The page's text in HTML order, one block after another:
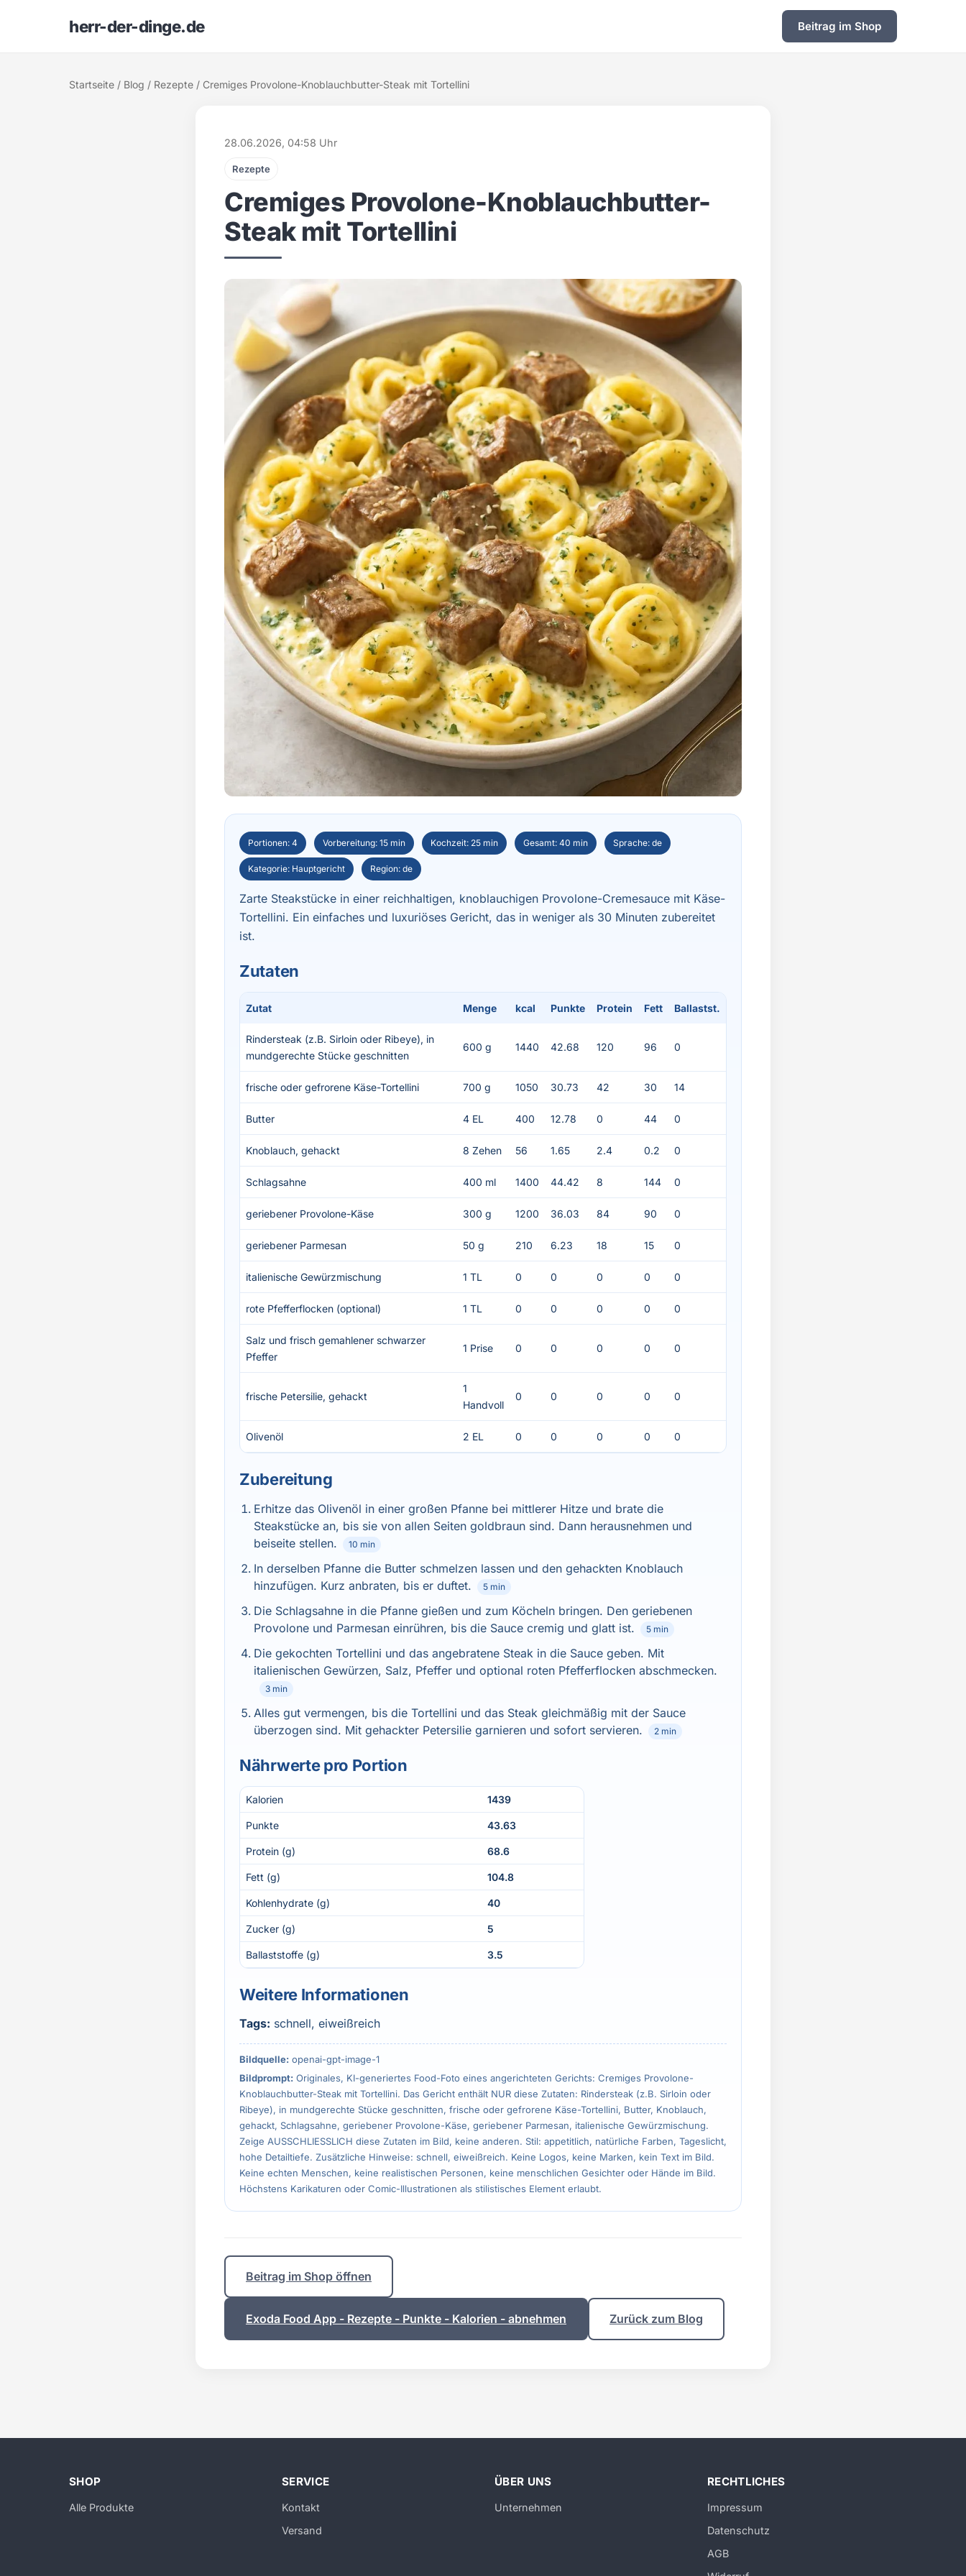
herr-der-dinge.de Beitrag im Shop
Startseite / Blog / Rezepte / Cremiges Provolone-Knoblauchbutter-Steak mit Tortellini
28.06.2026, 04:58 Uhr
Rezepte
Cremiges Provolone-Knoblauchbutter-
Steak mit Tortellini
Portionen: 4 Vorbereitung: 15 min Kochzeit: 25 min Gesamt: 40 min Sprache: de
Kategorie: Hauptgericht Region: de
Zarte Steakstücke in einer reichhaltigen, knoblauchigen Provolone-Cremesauce mit Käse-
Tortellini. Ein einfaches und luxuriöses Gericht, das in weniger als 30 Minuten zubereitet
ist.
Zutaten
Zutat Menge kcal Punkte Protein Fett Ballastst.
Rindersteak (z.B. Sirloin oder Ribeye), in
mundgerechte Stücke geschnitten
600 g 1440 42.68 120 96 0
frische oder gefrorene Käse-Tortellini 700 g 1050 30.73 42 30 14
Butter 4 EL 400 12.78 0 44 0
Knoblauch, gehackt 8 Zehen 56 1.65 2.4 0.2 0
Schlagsahne 400 ml 1400 44.42 8 144 0
geriebener Provolone-Käse 300 g 1200 36.03 84 90 0
geriebener Parmesan 50 g 210 6.23 18 15 0
italienische Gewürzmischung 1 TL 0 0 0 0 0
rote Pfefferflocken (optional) 1 TL 0 0 0 0 0
Salz und frisch gemahlener schwarzer
Pfeffer
1 Prise 0 0 0 0 0
frische Petersilie, gehackt
1
Handvoll
0 0 0 0 0
Olivenöl 2 EL 0 0 0 0 0
Zubereitung
Erhitze das Olivenöl in einer großen Pfanne bei mittlerer Hitze und brate die
Steakstücke an, bis sie von allen Seiten goldbraun sind. Dann herausnehmen und
beiseite stellen.
10 min
In derselben Pfanne die Butter schmelzen lassen und den gehackten Knoblauch
hinzufügen. Kurz anbraten, bis er duftet.
5 min
Die Schlagsahne in die Pfanne gießen und zum Köcheln bringen. Den geriebenen
Provolone und Parmesan einrühren, bis die Sauce cremig und glatt ist.
5 min
Die gekochten Tortellini und das angebratene Steak in die Sauce geben. Mit
italienischen Gewürzen, Salz, Pfeffer und optional roten Pfefferflocken abschmecken.
3 min
Alles gut vermengen, bis die Tortellini und das Steak gleichmäßig mit der Sauce
überzogen sind. Mit gehackter Petersilie garnieren und sofort servieren.
2 min
Nährwerte pro Portion
Kalorien 1439
Punkte 43.63
Protein (g) 68.6
Fett (g) 104.8
Kohlenhydrate (g) 40
Zucker (g) 5
Ballaststoffe (g) 3.5
Weitere Informationen
Tags: schnell, eiweißreich
Bildquelle: openai-gpt-image-1
Bildprompt: Originales, KI-generiertes Food-Foto eines angerichteten Gerichts: Cremiges Provolone-
Knoblauchbutter-Steak mit Tortellini. Das Gericht enthält NUR diese Zutaten: Rindersteak (z.B. Sirloin oder
Ribeye), in mundgerechte Stücke geschnitten, frische oder gefrorene Käse-Tortellini, Butter, Knoblauch,
gehackt, Schlagsahne, geriebener Provolone-Käse, geriebener Parmesan, italienische Gewürzmischung.
Zeige AUSSCHLIESSLICH diese Zutaten im Bild, keine anderen. Stil: appetitlich, natürliche Farben, Tageslicht,
hohe Detailtiefe. Zusätzliche Hinweise: schnell, eiweißreich. Keine Logos, keine Marken, kein Text im Bild.
Keine echten Menschen, keine realistischen Personen, keine menschlichen Gesichter oder Hände im Bild.
Höchstens Karikaturen oder Comic-Illustrationen als stilistisches Element erlaubt.
Beitrag im Shop öffnen
Exoda Food App - Rezepte - Punkte - Kalorien - abnehmen Zurück zum Blog
SHOP
Alle Produkte
SERVICE
Kontakt
Versand
ÜBER UNS
Unternehmen
RECHTLICHES
Impressum
Datenschutz
AGB